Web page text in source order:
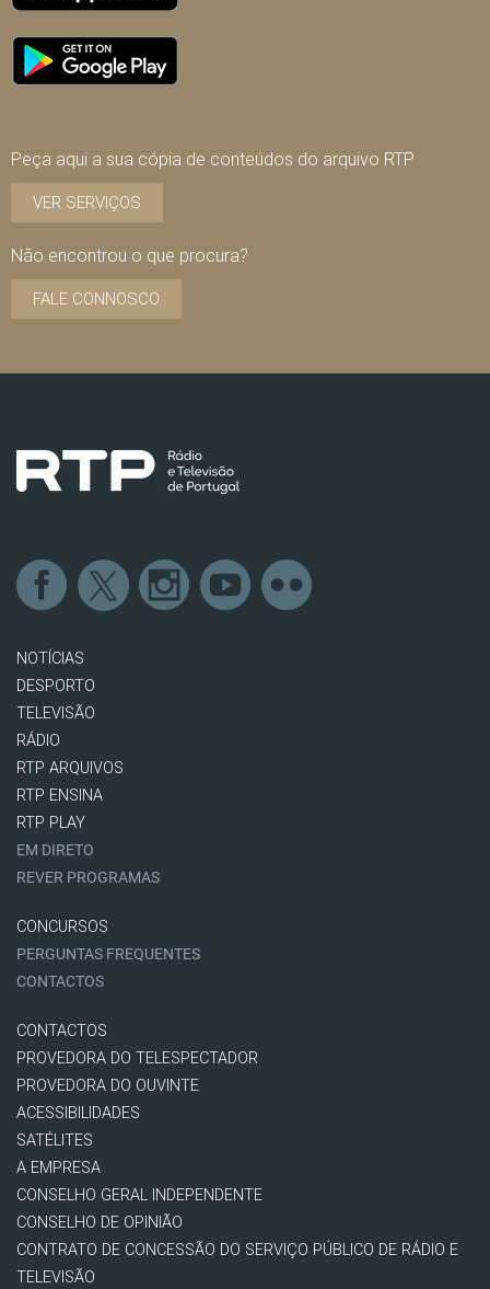
Peça aqui a sua cópia de conteúdos do arquivo RTP
VER SERVIÇOS
Não encontrou o que procura?
FALE CONNOSCO
NOTÍCIAS
DESPORTO
TELEVISÃO
RÁDIO
RTP ARQUIVOS
RTP ENSINA
RTP PLAY
EM DIRETO
REVER PROGRAMAS
CONCURSOS
PERGUNTAS FREQUENTES
CONTACTOS
CONTACTOS
PROVEDORA DO TELESPECTADOR
PROVEDORA DO OUVINTE
ACESSIBILIDADES
SATÉLITES
A EMPRESA
CONSELHO GERAL INDEPENDENTE
CONSELHO DE OPINIÃO
CONTRATO DE CONCESSÃO DO SERVIÇO PÚBLICO DE RÁDIO E
TELEVISÃO